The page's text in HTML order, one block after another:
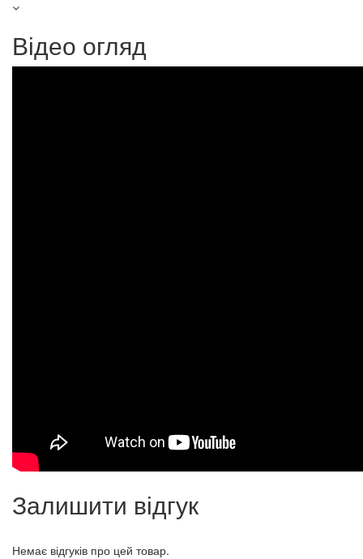
Відео огляд
Залишити відгук
Немає відгуків про цей товар.